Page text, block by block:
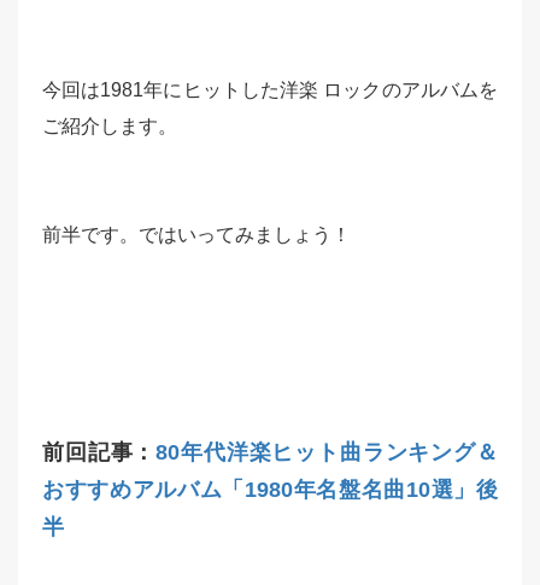
今回は1981年にヒットした洋楽 ロックのアルバムを
ご紹介します。
前半です。ではいってみましょう！
前回記事：80年代洋楽ヒット曲ランキング＆
おすすめアルバム「1980年名盤名曲10選」後
半